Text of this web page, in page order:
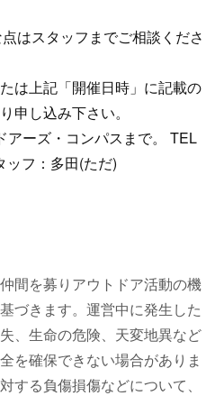
はスタッフまでご相談くださ
は上記「開催日時」に記載の
申し込み下さい。
アーズ・コンパスまで。 TEL
ッフ：多田(ただ)
間を募りアウトドア活動の機
づきます。運営中に発生した
、生命の危険、天変地異など
を確保できない場合がありま
する負傷損傷などについて、